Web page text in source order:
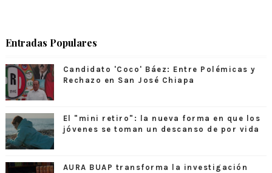
Entradas Populares
Candidato 'Coco' Báez: Entre Polémicas y
Rechazo en San José Chiapa
El "mini retiro": la nueva forma en que los
jóvenes se toman un descanso de por vida
AURA BUAP transforma la investigación